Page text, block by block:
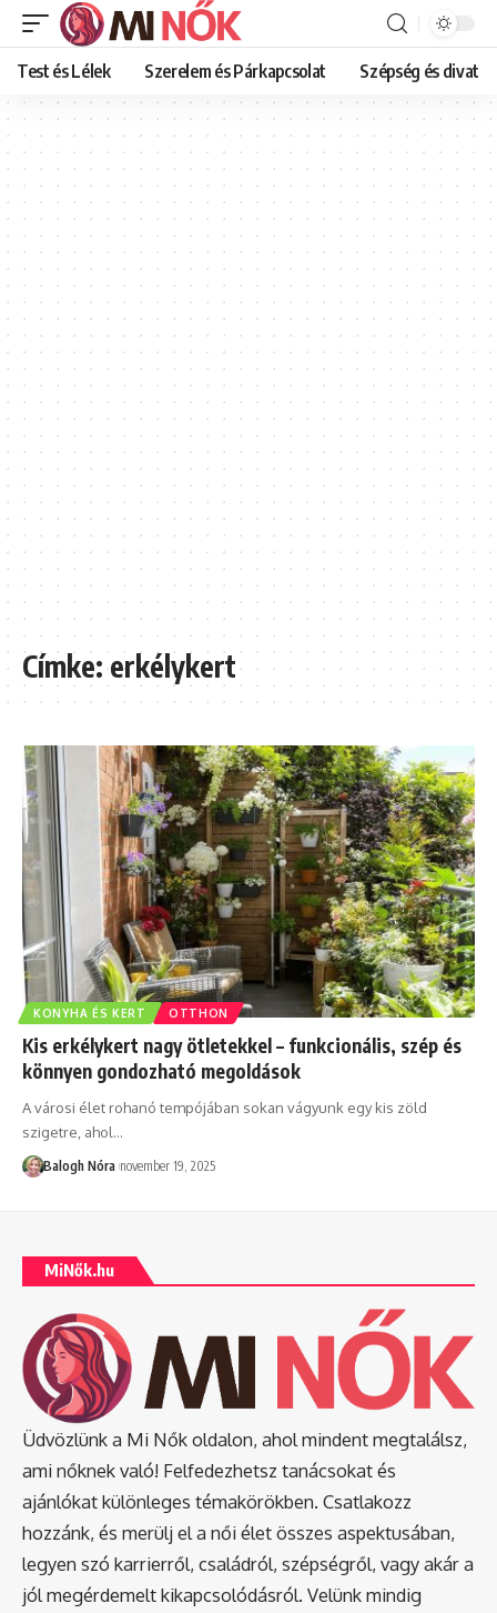
Test és Lélek Szerelem és Párkapcsolat Szépség és divat
Címke:erkélykert
KONYHA ÉS KERT OTTHON
Kis erkélykert nagy ötletekkel – funkcionális, szép és
könnyen gondozható megoldások
A városi élet rohanó tempójában sokan vágyunk egy kis zöld
szigetre, ahol…
Balogh Nóra november 19, 2025
MiNők.hu
Üdvözlünk a Mi Nők oldalon, ahol mindent megtalálsz,
ami nőknek való! Felfedezhetsz tanácsokat és
ajánlókat különleges témakörökben. Csatlakozz
hozzánk, és merülj el a női élet összes aspektusában,
legyen szó karrierről, családról, szépségről, vagy akár a
jól megérdemelt kikapcsolódásról. Velünk mindig